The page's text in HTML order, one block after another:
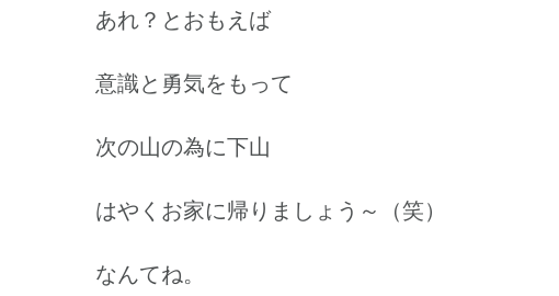
あれ？とおもえば
意識と勇気をもって
次の山の為に下山
はやくお家に帰りましょう～（笑）
なんてね。